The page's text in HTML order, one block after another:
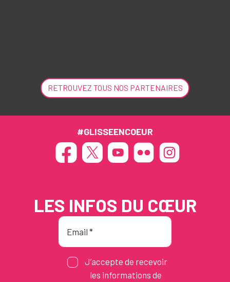
RETROUVEZ TOUS NOS PARTENAIRES
#GLISSEENCOEUR
LES INFOS DU CŒUR
J’accepte de recevoir
les informations de